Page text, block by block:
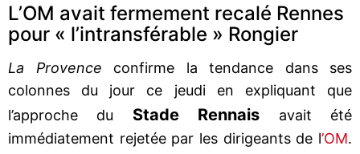
L’OM avait fermement recalé Rennes
pour « l’intransférable » Rongier
La Provence confirme la tendance dans ses
colonnes du jour ce jeudi en expliquant que
l’approche du Stade Rennais
avait été
immédiatement rejetée par les dirigeants de l’OM.